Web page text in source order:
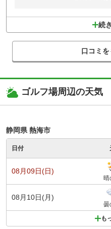
続
口コミ
ゴルフ場周辺の天気
静岡県 熱海市
日付
08月09日(日)
晴
08月10日(月)
曇
も